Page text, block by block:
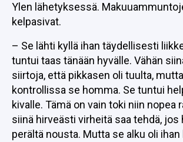
Ylen lähetyksessä.
kelpasivat.
– Se lähti kyllä ihan täydellisesti
tuntui taas tänään hyvälle. Vähän
siirtoja, että pikkasen oli tuulta,
kontrollissa se homma. Se tuntui
kivalle. Tämä on vain toki niin nopea
siinä hirveästi virheitä saa tehdä, jos
perältä nousta. Mutta se alku oli ihan